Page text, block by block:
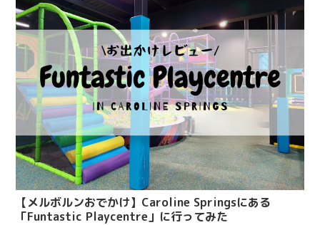
【メルボルンおでかけ】Caroline Springsにある
「Funtastic Playcentre」に行ってみた